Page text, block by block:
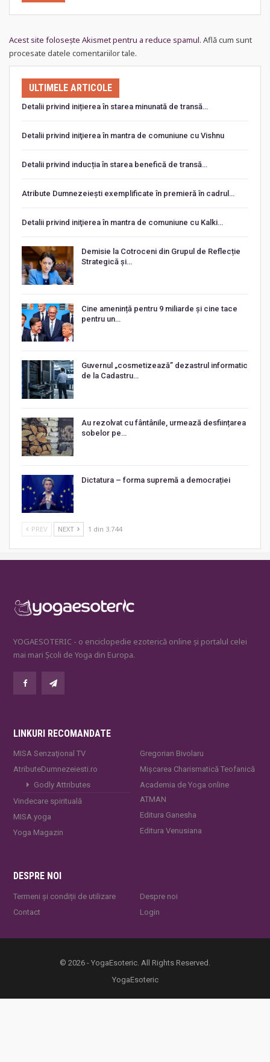
Acest site folosește Akismet pentru a reduce spamul. Află cum sunt
procesate datele comentariilor tale.
ULTIMELE ARTICOLE
Detalii privind inițierea în starea minunată de transă…
Detalii privind iniţierea în mantra de comuniune cu Vishnu
Detalii privind inducția în starea benefică de transă…
Atribute Dumnezeiești exemplificate în premieră în cadrul…
Detalii privind iniţierea în mantra de comuniune cu Kalki…
Demisie la Cotroceni din Grupul de Reflecție
Strategică și…
Cine amenință pentru 9 miliarde și cine tace
pentru un…
Guvernul „cosmetizează” dezastrul informatic
de la Cadastru…
Au rezolvat cu fântânile, urmează desființarea
sobelor pe…
Dictatura – forma supremă a democrației
PREV NEXT 1 din 3.744
YOGAESOTERIC - o enciclopedie ezoterică online și portalul celei
mai mari Școli de Yoga din Europa.
LINKURI RECOMANDATE
MISA Senzaţional TV
AtributeDumnezeiesti.ro
Godly Attributes
Vindecare spirituală
MISA.yoga
Yoga Magazin
Gregorian Bivolaru
Mișcarea Charismatică Teofanică
Academia de Yoga online
ATMAN
Editura Ganesha
Editura Venusiana
DESPRE NOI
Termeni și condiții de utilizare
Contact
Despre noi
Login
© 2026 - YogaEsoteric. All Rights Reserved.
YogaEsoteric